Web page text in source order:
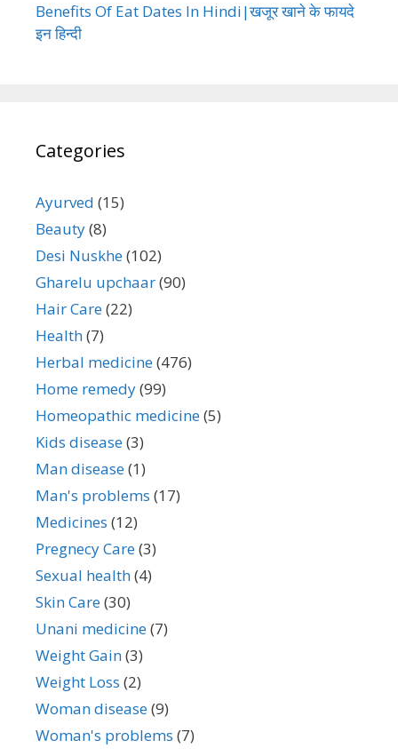
Benefits Of Eat Dates In Hindi|खजूर खाने के फायदे
इन हिन्दी
Categories
Ayurved (15)
Beauty(8)
Desi Nuskhe(102)
Gharelu upchaar(90)
Hair Care(22)
Health(7)
Herbal medicine(476)
Home remedy(99)
Homeopathic medicine(5)
Kids disease(3)
Man disease(1)
Man's problems (17)
Medicines (12)
Pregnecy Care(3)
Sexual health(4)
Skin Care(30)
Unani medicine(7)
Weight Gain(3)
Weight Loss (2)
Woman disease(9)
Woman's problems (7)